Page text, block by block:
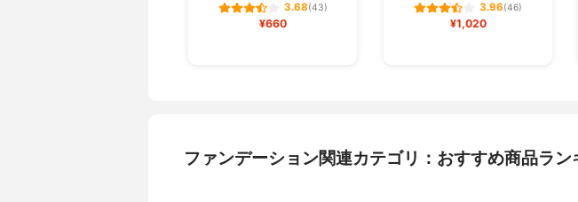
3.68(43)
¥660
3.96(46)
¥1,020
ファンデーション関連カテゴリ：おすすめ商品ラン